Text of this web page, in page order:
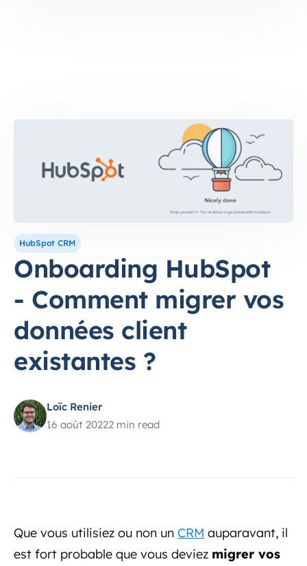
HubSpot CRM
Onboarding HubSpot
- Comment migrer vos
données client
existantes ?
Loïc Renier
16 août 20222 min read
Que vous utilisiez ou non un CRM auparavant, il
est fort probable que vous deviez migrer vos